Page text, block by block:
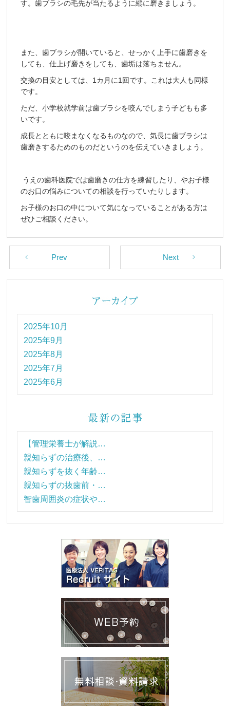
す。歯ブラシの毛先が当たるように縦に磨きましょう。
また、歯ブラシが開いていると、せっかく上手に歯磨きを
しても、仕上げ磨きをしても、歯垢は落ちません。
交換の目安としては、1カ月に1回です。これは大人も同様
です。
ただ、小学校就学前は歯ブラシを咬んでしまう子どもも多
いです。
成長とともに咬まなくなるものなので、気長に歯ブラシは
歯磨きするためのものだというのを伝えていきましょう。
うえの歯科医院では歯磨きの仕方を練習したり、やお子様
のお口の悩みについての相談を行っていたりします。
お子様のお口の中について気になっていることがある方は
ぜひご相談ください。
Prev Next
2025年10月
2025年9月
2025年8月
2025年7月
2025年6月
【管理栄養士が解説…
親知らずの治療後、…
親知らずを抜く年齢…
親知らずの抜歯前・…
智歯周囲炎の症状や…